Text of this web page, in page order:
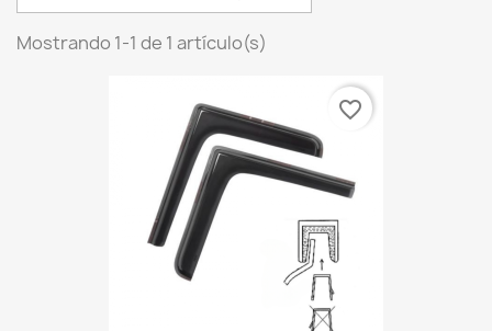
Mostrando 1-1 de 1 artículo(s)
favorite_border